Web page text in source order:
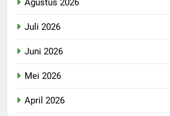
Agustus 2026
Juli 2026
Juni 2026
Mei 2026
April 2026